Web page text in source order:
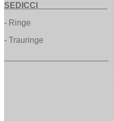
SEDICCI
- Ringe
- Trauringe